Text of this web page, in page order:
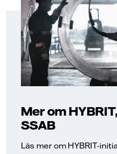
Mer om
SSAB
Läs mer om HYBRIT-